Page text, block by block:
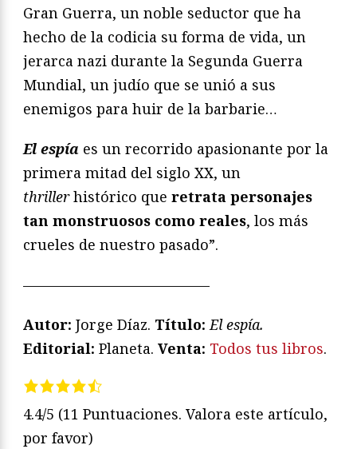
Gran Guerra, un noble seductor que ha
hecho de la codicia su forma de vida, un
jerarca nazi durante la Segunda Guerra
Mundial, un judío que se unió a sus
enemigos para huir de la barbarie…
El espía es un recorrido apasionante por la
primera mitad del siglo XX, un
thrillerhistórico que retrata personajes
tan monstruosos como reales, los más
crueles de nuestro pasado”.
—————————————
Autor: Jorge Díaz. Título:El espía.
Editorial: Planeta. Venta: Todos tus libros.
4.4/5 (11 Puntuaciones. Valora este artículo,
por favor)